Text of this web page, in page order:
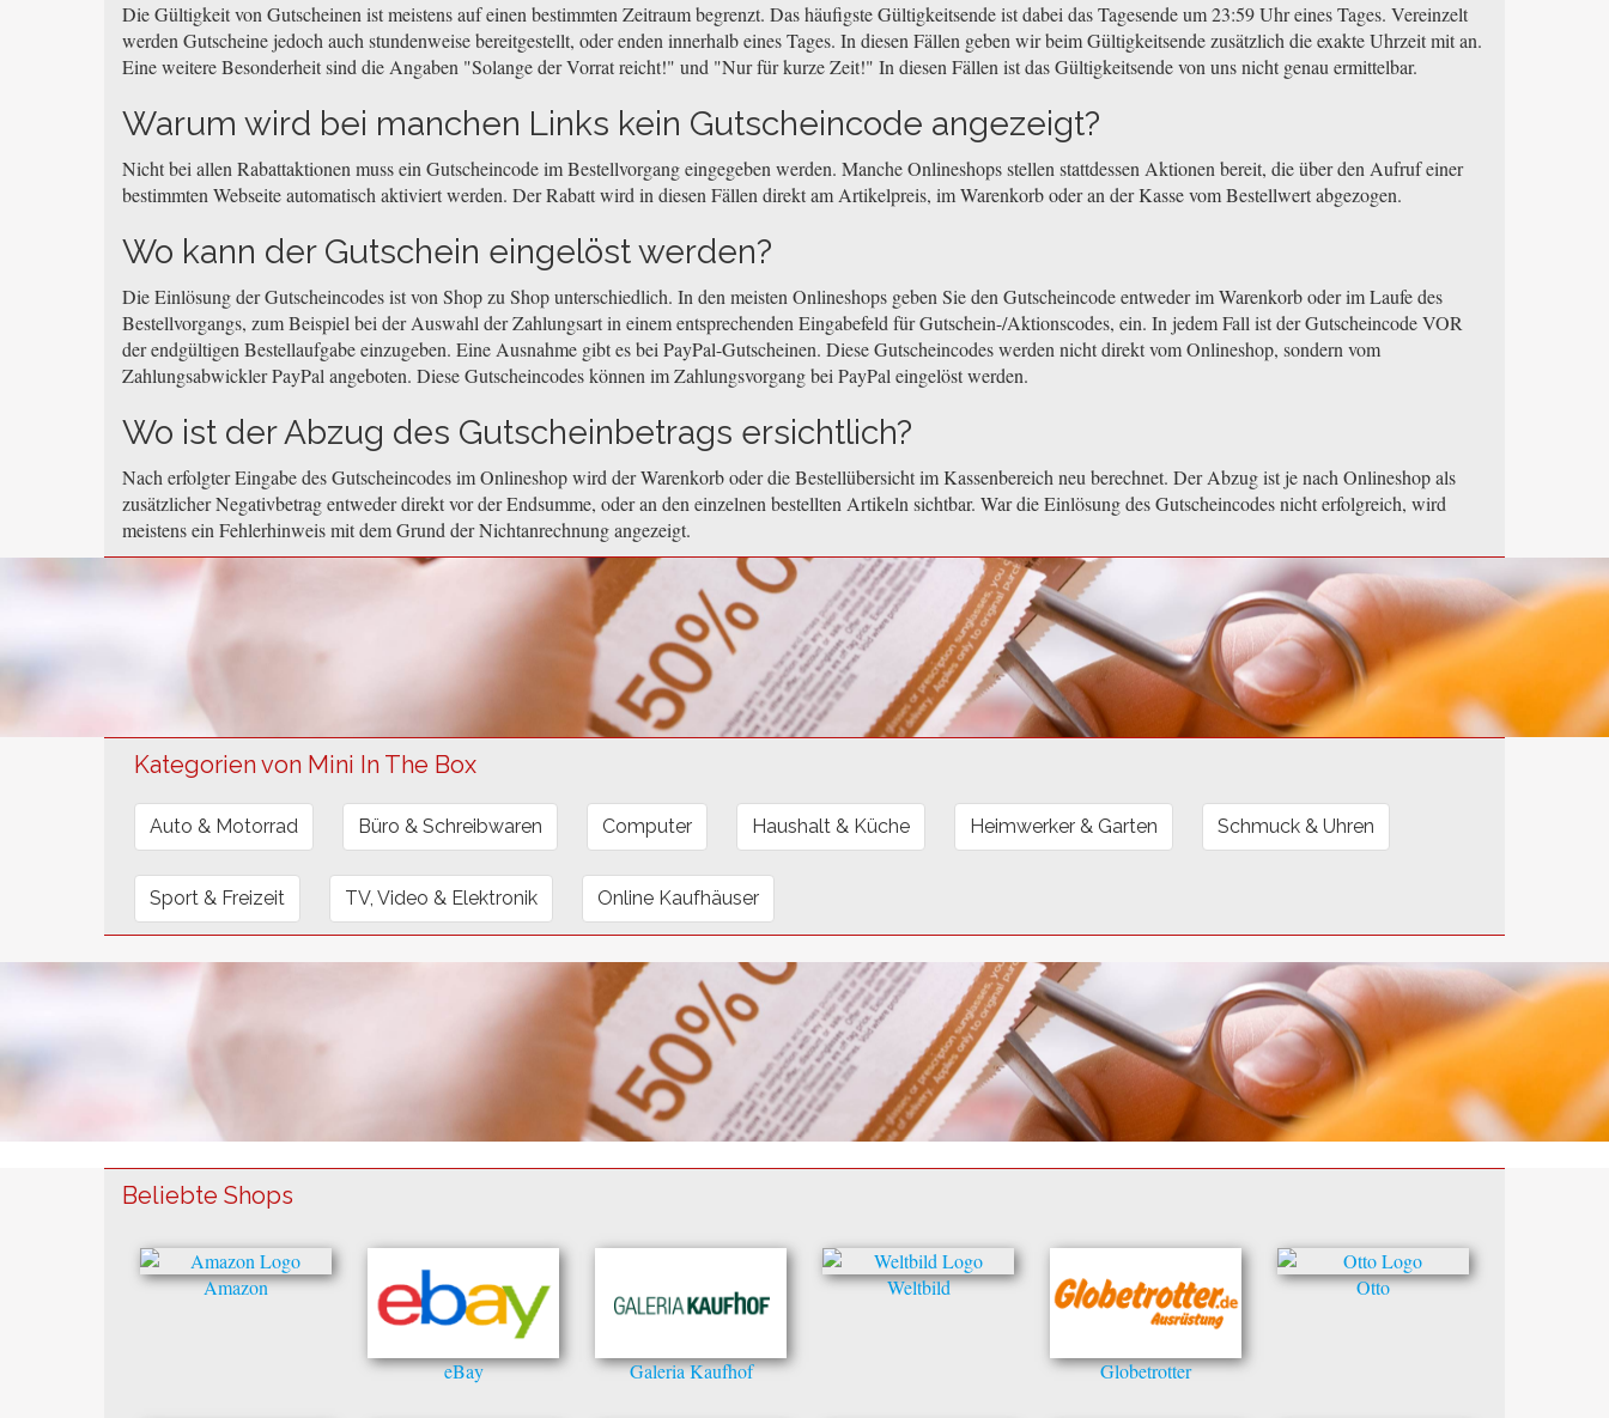
Die Gültigkeit von Gutscheinen ist meistens auf einen bestimmten Zeitraum begrenzt. Das häufigste Gültigkeitsende ist dabei das Tagesende um 23:59 Uhr eines Tages. Vereinzelt
werden Gutscheine jedoch auch stundenweise bereitgestellt, oder enden innerhalb eines Tages. In diesen Fällen geben wir beim Gültigkeitsende zusätzlich die exakte Uhrzeit mit an.
Eine weitere Besonderheit sind die Angaben "Solange der Vorrat reicht!" und "Nur für kurze Zeit!" In diesen Fällen ist das Gültigkeitsende von uns nicht genau ermittelbar.
Warum wird bei manchen Links kein Gutscheincode angezeigt?
Nicht bei allen Rabattaktionen muss ein Gutscheincode im Bestellvorgang eingegeben werden. Manche Onlineshops stellen stattdessen Aktionen bereit, die über den Aufruf einer
bestimmten Webseite automatisch aktiviert werden. Der Rabatt wird in diesen Fällen direkt am Artikelpreis, im Warenkorb oder an der Kasse vom Bestellwert abgezogen.
Wo kann der Gutschein eingelöst werden?
Die Einlösung der Gutscheincodes ist von Shop zu Shop unterschiedlich. In den meisten Onlineshops geben Sie den Gutscheincode entweder im Warenkorb oder im Laufe des
Bestellvorgangs, zum Beispiel bei der Auswahl der Zahlungsart in einem entsprechenden Eingabefeld für Gutschein-/Aktionscodes, ein. In jedem Fall ist der Gutscheincode VOR
der endgültigen Bestellaufgabe einzugeben. Eine Ausnahme gibt es bei PayPal-Gutscheinen. Diese Gutscheincodes werden nicht direkt vom Onlineshop, sondern vom
Zahlungsabwickler PayPal angeboten. Diese Gutscheincodes können im Zahlungsvorgang bei PayPal eingelöst werden.
Wo ist der Abzug des Gutscheinbetrags ersichtlich?
Nach erfolgter Eingabe des Gutscheincodes im Onlineshop wird der Warenkorb oder die Bestellübersicht im Kassenbereich neu berechnet. Der Abzug ist je nach Onlineshop als
zusätzlicher Negativbetrag entweder direkt vor der Endsumme, oder an den einzelnen bestellten Artikeln sichtbar. War die Einlösung des Gutscheincodes nicht erfolgreich, wird
meistens ein Fehlerhinweis mit dem Grund der Nichtanrechnung angezeigt.
Kategorien von Mini In The Box
Auto & Motorrad Büro & Schreibwaren Computer Haushalt & Küche Heimwerker & Garten Schmuck & Uhren
Sport & Freizeit TV, Video & Elektronik Online Kaufhäuser
Beliebte Shops
Amazon
eBay Galeria Kaufhof
Weltbild
Globetrotter
Otto